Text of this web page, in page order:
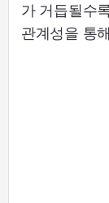
가 거듭될수
관계성을 통